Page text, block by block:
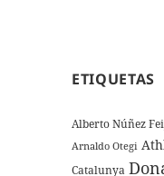
ETIQUETAS
Alberto Núñez
Arnaldo Otegi
Catalunya